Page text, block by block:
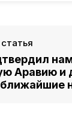
Аравию и
ближайшие